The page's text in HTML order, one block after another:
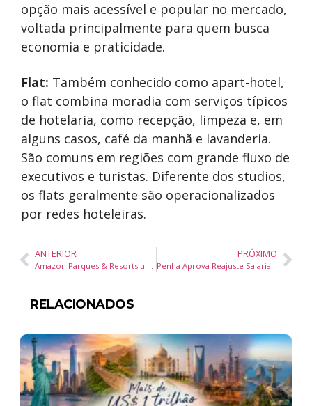
opção mais acessível e popular no mercado,
voltada principalmente para quem busca
economia e praticidade.
Flat: Também conhecido como apart-hotel,
o flat combina moradia com serviços típicos
de hotelaria, como recepção, limpeza e, em
alguns casos, café da manhã e lavanderia.
São comuns em regiões com grande fluxo de
executivos e turistas. Diferente dos studios,
os flats geralmente são operacionalizados
por redes hoteleiras.
ANTERIOR
Amazon Parques & Resorts ultrapassa 60% das cotas vendidas e projeta 100% antes da entrega, no final do ano que vem
PRÓXIMO
Penha Aprova Reajuste Salarial de 6,27% para Servidores e Professores
RELACIONADOS